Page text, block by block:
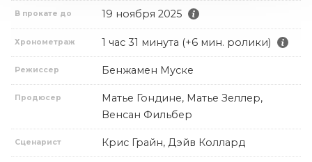
В прокате до 19 ноября 2025
Хронометраж 1 час 31 минута (+6 мин. ролики)
Режиссер Бенжамен Муске
Продюсер
Матье Гондине, Матье Зеллер,
Венсан Фильбер
Сценарист Крис Грайн, Дэйв Коллард